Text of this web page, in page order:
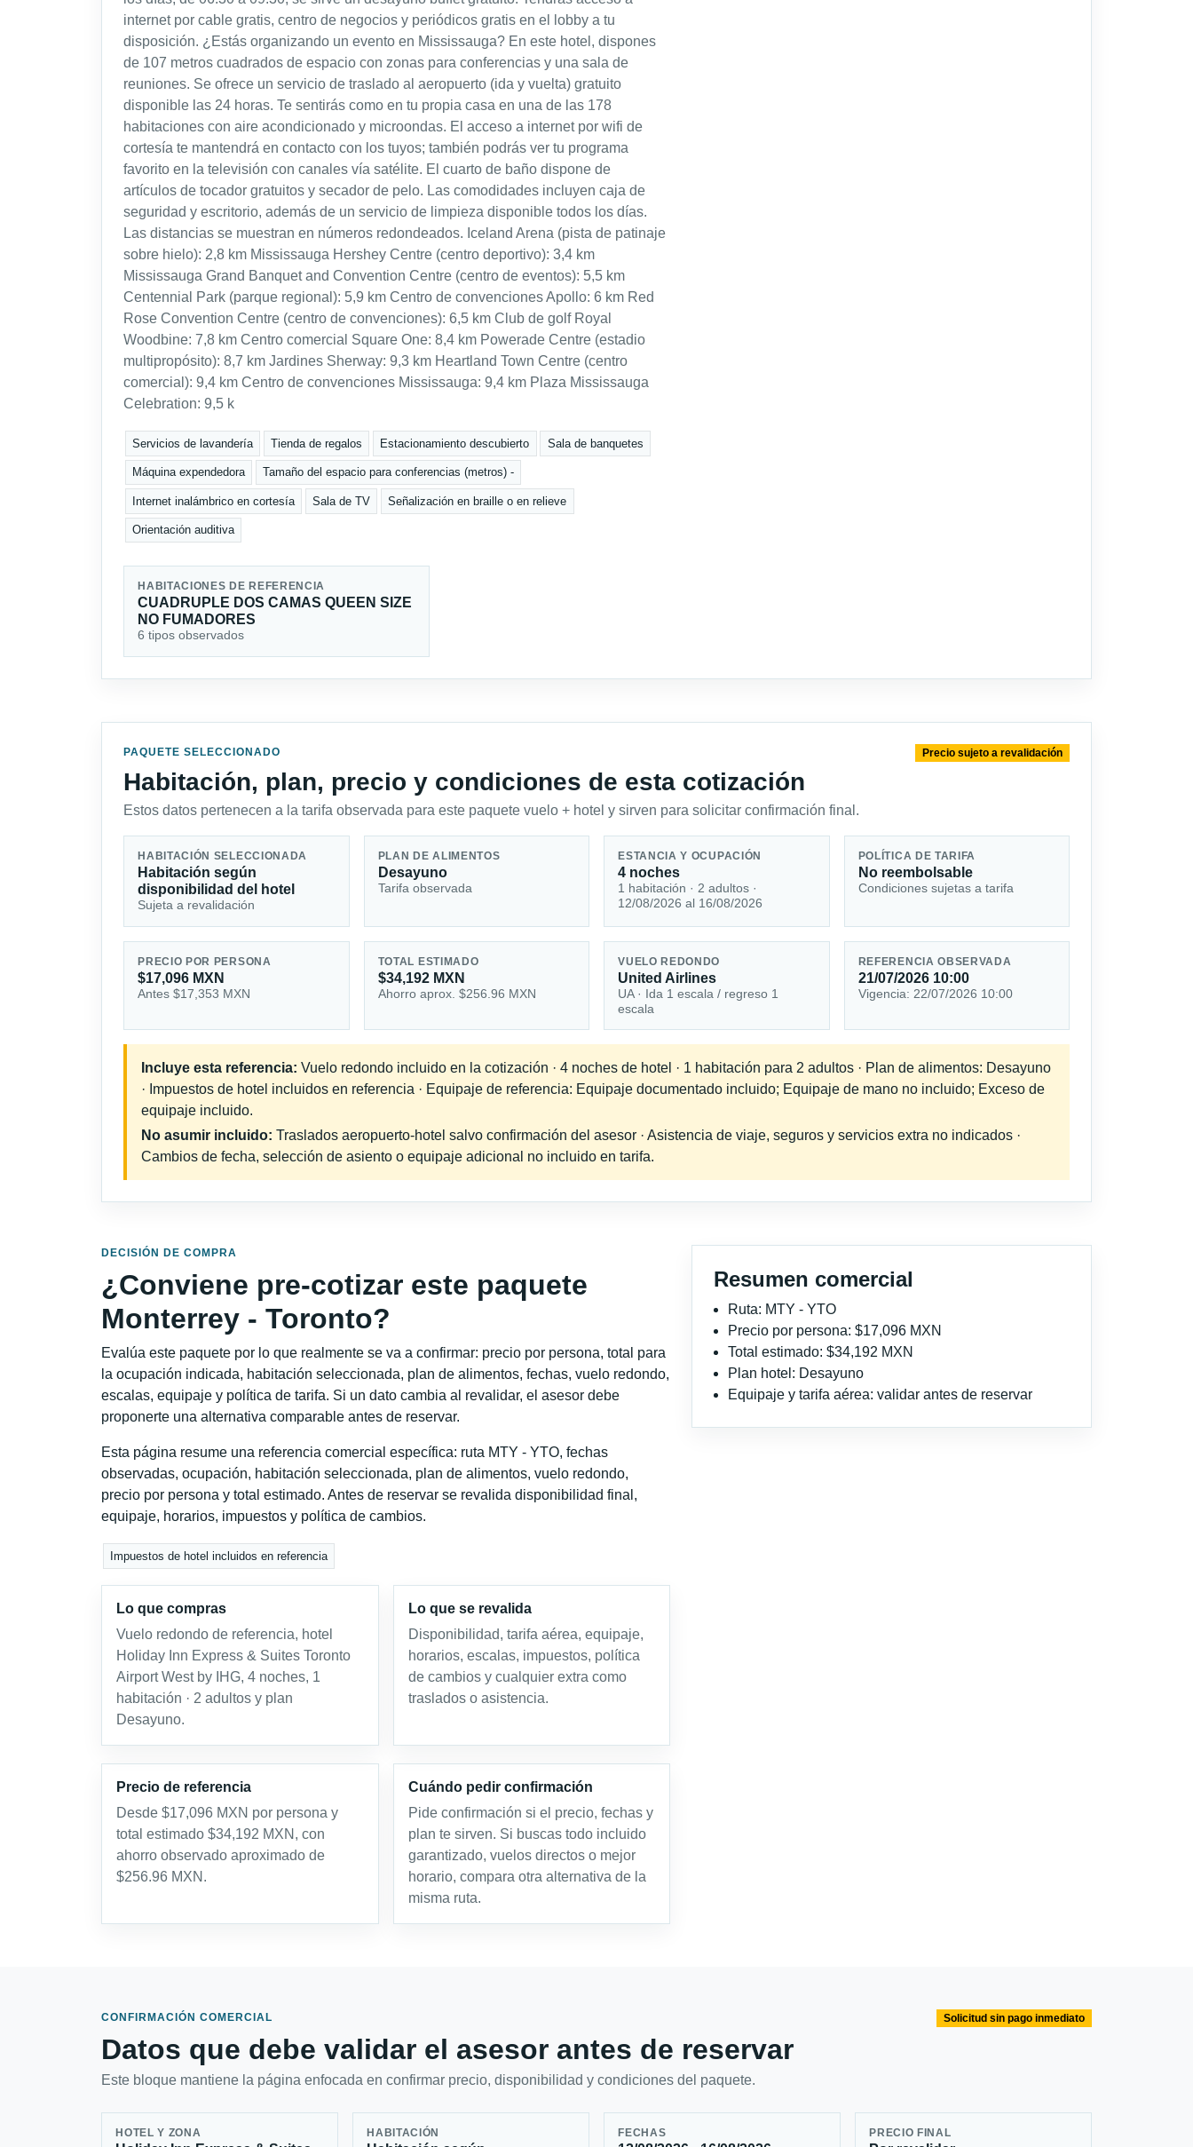
internet por cable gratis, centro de negocios y periódicos gratis en el lobby a tu
disposición. ¿Estás organizando un evento en Mississauga? En este hotel, dispones
de 107 metros cuadrados de espacio con zonas para conferencias y una sala de
reuniones. Se ofrece un servicio de traslado al aeropuerto (ida y vuelta) gratuito
disponible las 24 horas. Te sentirás como en tu propia casa en una de las 178
habitaciones con aire acondicionado y microondas. El acceso a internet por wifi de
cortesía te mantendrá en contacto con los tuyos; también podrás ver tu programa
favorito en la televisión con canales vía satélite. El cuarto de baño dispone de
artículos de tocador gratuitos y secador de pelo. Las comodidades incluyen caja de
seguridad y escritorio, además de un servicio de limpieza disponible todos los días.
Las distancias se muestran en números redondeados. Iceland Arena (pista de patinaje
sobre hielo): 2,8 km Mississauga Hershey Centre (centro deportivo): 3,4 km
Mississauga Grand Banquet and Convention Centre (centro de eventos): 5,5 km
Centennial Park (parque regional): 5,9 km Centro de convenciones Apollo: 6 km Red
Rose Convention Centre (centro de convenciones): 6,5 km Club de golf Royal
Woodbine: 7,8 km Centro comercial Square One: 8,4 km Powerade Centre (estadio
multipropósito): 8,7 km Jardines Sherway: 9,3 km Heartland Town Centre (centro
comercial): 9,4 km Centro de convenciones Mississauga: 9,4 km Plaza Mississauga
Celebration: 9,5 k
Servicios de lavandería Tienda de regalos Estacionamiento descubierto Sala de banquetes
Máquina expendedora Tamaño del espacio para conferencias (metros) -
Internet inalámbrico en cortesía Sala de TV Señalización en braille o en relieve
Orientación auditiva
HABITACIONES DE REFERENCIA
CUADRUPLE DOS CAMAS QUEEN SIZE
NO FUMADORES
6 tipos observados
PAQUETE SELECCIONADO
Habitación, plan, precio y condiciones de esta cotización
Estos datos pertenecen a la tarifa observada para este paquete vuelo + hotel y sirven para solicitar confirmación final.
Precio sujeto a revalidación
HABITACIÓN SELECCIONADA
Habitación según
disponibilidad del hotel
Sujeta a revalidación
PLAN DE ALIMENTOS
Desayuno
Tarifa observada
ESTANCIA Y OCUPACIÓN
4 noches
1 habitación · 2 adultos ·
12/08/2026 al 16/08/2026
POLÍTICA DE TARIFA
No reembolsable
Condiciones sujetas a tarifa
PRECIO POR PERSONA
$17,096 MXN
Antes $17,353 MXN
TOTAL ESTIMADO
$34,192 MXN
Ahorro aprox. $256.96 MXN
VUELO REDONDO
United Airlines
UA · Ida 1 escala / regreso 1
escala
REFERENCIA OBSERVADA
21/07/2026 10:00
Vigencia: 22/07/2026 10:00
Incluye esta referencia: Vuelo redondo incluido en la cotización · 4 noches de hotel · 1 habitación para 2 adultos · Plan de alimentos: Desayuno
· Impuestos de hotel incluidos en referencia · Equipaje de referencia: Equipaje documentado incluido; Equipaje de mano no incluido; Exceso de
equipaje incluido.
No asumir incluido: Traslados aeropuerto-hotel salvo confirmación del asesor · Asistencia de viaje, seguros y servicios extra no indicados ·
Cambios de fecha, selección de asiento o equipaje adicional no incluido en tarifa.
DECISIÓN DE COMPRA
¿Conviene pre-cotizar este paquete
Monterrey - Toronto?
Evalúa este paquete por lo que realmente se va a confirmar: precio por persona, total para
la ocupación indicada, habitación seleccionada, plan de alimentos, fechas, vuelo redondo,
escalas, equipaje y política de tarifa. Si un dato cambia al revalidar, el asesor debe
proponerte una alternativa comparable antes de reservar.
Esta página resume una referencia comercial específica: ruta MTY - YTO, fechas
observadas, ocupación, habitación seleccionada, plan de alimentos, vuelo redondo,
precio por persona y total estimado. Antes de reservar se revalida disponibilidad final,
equipaje, horarios, impuestos y política de cambios.
Impuestos de hotel incluidos en referencia
Lo que compras
Vuelo redondo de referencia, hotel
Holiday Inn Express & Suites Toronto
Airport West by IHG, 4 noches, 1
habitación · 2 adultos y plan
Desayuno.
Lo que se revalida
Disponibilidad, tarifa aérea, equipaje,
horarios, escalas, impuestos, política
de cambios y cualquier extra como
traslados o asistencia.
Precio de referencia
Desde $17,096 MXN por persona y
total estimado $34,192 MXN, con
ahorro observado aproximado de
$256.96 MXN.
Cuándo pedir confirmación
Pide confirmación si el precio, fechas y
plan te sirven. Si buscas todo incluido
garantizado, vuelos directos o mejor
horario, compara otra alternativa de la
misma ruta.
Resumen comercial
Ruta: MTY - YTO
Precio por persona: $17,096 MXN
Total estimado: $34,192 MXN
Plan hotel: Desayuno
Equipaje y tarifa aérea: validar antes de reservar
CONFIRMACIÓN COMERCIAL
Datos que debe validar el asesor antes de reservar
Este bloque mantiene la página enfocada en confirmar precio, disponibilidad y condiciones del paquete.
Solicitud sin pago inmediato
HOTEL Y ZONA HABITACIÓN FECHAS PRECIO FINAL